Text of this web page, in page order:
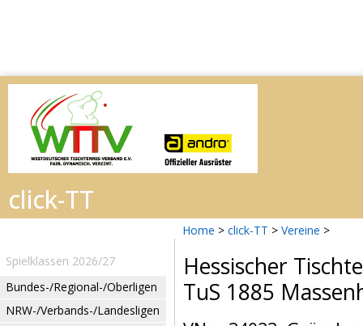
Home > click-TT > Vereine >
Spielklassen 2026/27
Bundes-/Regional-/Oberligen
NRW-/Verbands-/Landesligen
Hessischer
TuS 1885